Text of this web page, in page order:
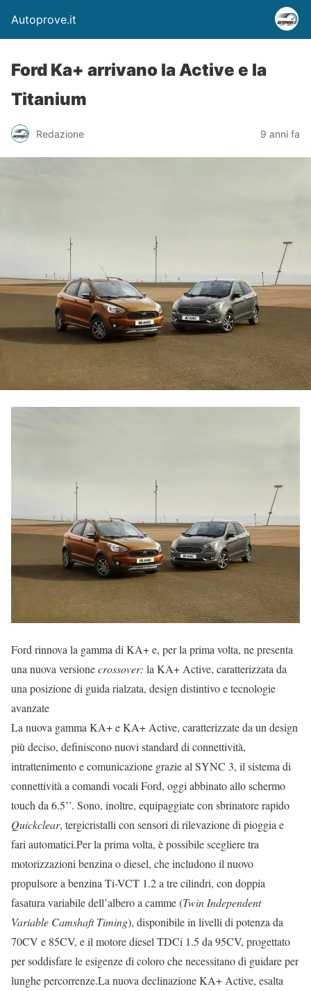
Autoprove.it
Ford Ka+ arrivano la Active e la
Titanium
Redazione 9 anni fa
Ford rinnova la gamma di KA+ e, per la prima volta, ne presenta
una nuova versionecrossover: la KA+ Active, caratterizzata da
una posizione di guida rialzata, design distintivo e tecnologie
avanzate
La nuova gamma KA+ e KA+ Active, caratterizzate da un design
più deciso, definiscono nuovi standard di connettività,
intrattenimento e comunicazione grazie al SYNC 3, il sistema di
connettività a comandi vocali Ford, oggi abbinato allo schermo
touch da 6.5’’. Sono, inoltre, equipaggiate con sbrinatore rapido
Quickclear, tergicristalli con sensori di rilevazione di pioggia e
fari automatici.Per la prima volta, è possibile scegliere tra
motorizzazioni benzina o diesel, che includono il nuovo
propulsore a benzina Ti-VCT 1.2 a tre cilindri, con doppia
fasatura variabile dell’albero a camme (Twin Independent
Variable Camshaft Timing), disponibile in livelli di potenza da
70CV e 85CV, e il motore diesel TDCi 1.5 da 95CV, progettato
per soddisfare le esigenze di coloro che necessitano di guidare per
lunghe percorrenze.La nuova declinazione KA+ Active, esalta